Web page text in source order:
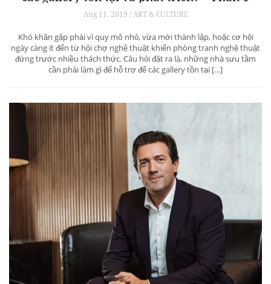
Aug 11, 2019 / ART & CULTURE
Khó khăn gặp phải vì quy mô nhỏ, vừa mới thành lập, hoặc cơ hội
ngày càng ít đến từ hội chợ nghệ thuật khiến phòng tranh nghệ thuật
đứng trước nhiều thách thức. Câu hỏi đặt ra là, những nhà sưu tầm
cần phải làm gì để hỗ trợ để các gallery tồn tại […]